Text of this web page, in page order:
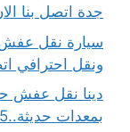
جدة اتصل بنا
ونقل احترافي
دينا نقل عفش
بمعدات حديثة..15%خصم على خدمةالتغليف